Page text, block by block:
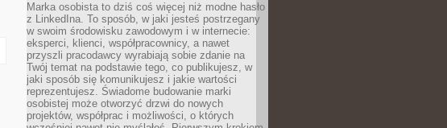
Marka osobista to dziś coś więcej niż modne hasło
z LinkedIna. To sposób, w jaki jesteś postrzegany
w swoim środowisku zawodowym i w internecie:
eksperci, klienci, współpracownicy, a nawet
przyszli pracodawcy wyrabiają sobie zdanie na
Twój temat na podstawie tego, co publikujesz, w
jaki sposób się komunikujesz i jakie wartości
reprezentujesz. Świadome budowanie marki
osobistej może otworzyć drzwi do nowych
projektów, współprac i możliwości, o których